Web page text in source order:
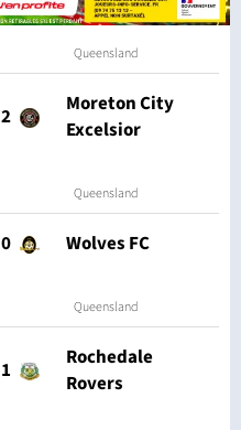
Queensland
2
Moreton City
Excelsior
Queensland
0 Wolves FC
Queensland
1
Rochedale
Rovers